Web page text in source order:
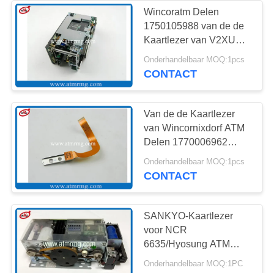
Wincoratm Delen
1750105988 van de de
Kaartlezer van V2XU
ATM de Smartcardlezer
van USB
Onderhandelbaar MOQ:1pcs
CONTACT
Van de de Kaartlezer
van Wincornixdorf ATM
Delen 1770006962
ID18-het Hoofd van de
Kaartlezer
Onderhandelbaar MOQ:1pcs
CONTACT
SANKYO-Kaartlezer
voor NCR
6635/Hyosung ATM
Machine ICT3Q8-
Onderhandelbaar MOQ:1PC